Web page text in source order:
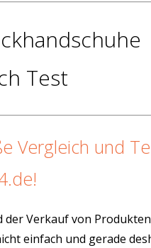
Test
Vergleich und
der Verkauf von
einfach und gerade